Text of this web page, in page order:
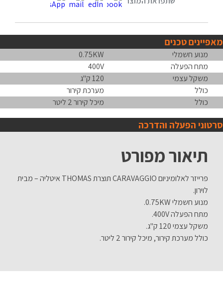
מאפיינים טכנים
מנוע חשמלי
0.75KW
מתח הפעלה
400V
משקל עצמי
120 ק"ג
כולל
מערכת קירור
כולל
מיכל קירור 2 ליטר
סרטוני הפעלה והדרכה
תיאור מפורט
פרייזר לאלומיניום CARAVAGGIO תוצרת THOMAS איטליה – מבית
לוירון.
מנוע חשמלי 0.75KW.
מתח הפעלה 400V.
משקל עצמי 120 ק"ג.
כולל מערכת קירור, מיכל קירור 2 ליטר.